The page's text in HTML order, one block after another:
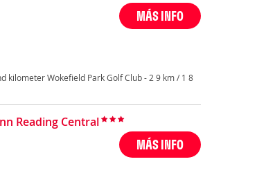
MÁS INFO
kilometer Wokefield Park Golf Club - 2 9 km / 1 8
Reading Central
MÁS INFO